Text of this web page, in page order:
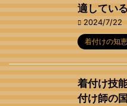
適してい
2024/7/22
着付けの知
着付け技
付け師の